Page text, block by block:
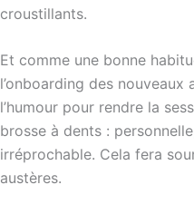
croustillants.
Et comme une bonne
l’onboarding des
l’humour pour rendre la
brosse à dents :
irréprochable. Cela fera
austères.